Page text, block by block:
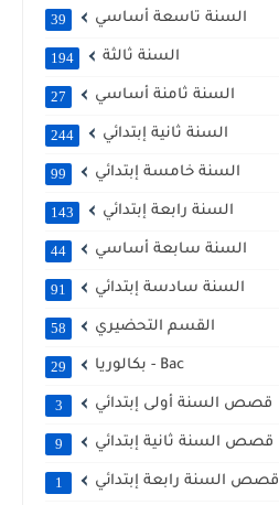
السنة تاسعة أساسي 39
السنة ثالثة 194
السنة ثامنة أساسي 27
السنة ثانية إبتدائي 244
السنة خامسة إبتدائي 99
السنة رابعة إبتدائي 143
السنة سابعة أساسي 44
السنة سادسة إبتدائي 91
القسم التحضيري 58
بكالوريا - Bac 29
قصص السنة أولى إبتدائي 3
قصص السنة ثانية إبتدائي 9
قصص السنة رابعة إبتدائي 1